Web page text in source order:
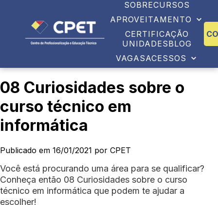
SOBRECURSOS
APROVEITAMENTO
CERTIFICAÇÃO
UNIDADESBLOG
VAGASACESSOS
08 Curiosidades sobre o
curso técnico em
informática
Publicado em 16/01/2021 por CPET
Você está procurando uma área para se qualificar?
Conheça então 08 Curiosidades sobre o curso
técnico em informática que podem te ajudar a
escolher!